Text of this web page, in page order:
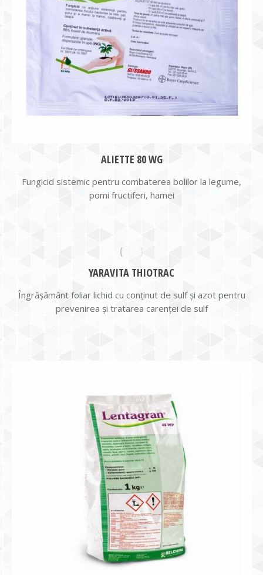
ALIETTE 80 WG
Fungicid sistemic pentru combaterea bolilor la legume,
pomi fructiferi, hamei
YARAVITA THIOTRAC
Îngrăşământ foliar lichid cu conţinut de sulf şi azot pentru
prevenirea şi tratarea carenţei de sulf